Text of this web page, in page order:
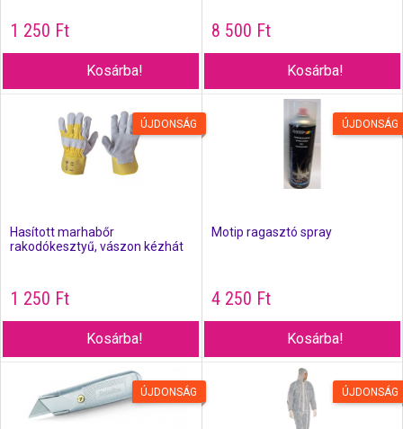
1 250 Ft
Kosárba!
8 500 Ft
Kosárba!
ÚJDONSÁG
Hasított marhabőr
rakodókesztyű, vászon kézhát
1 250 Ft
Kosárba!
ÚJDONSÁG
Motip ragasztó spray
4 250 Ft
Kosárba!
ÚJDONSÁG ÚJDONSÁG